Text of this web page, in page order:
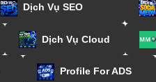
Dịch Vụ SEO
Dịch Vụ Cloud
Profile For ADS